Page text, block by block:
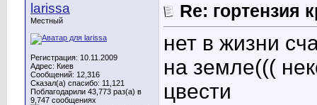
larissa
Местный
Регистрация: 10.11.2009
Адрес: Киев
Сообщений: 12,316
Сказал(а) спасибо: 11,121
Поблагодарили 43,773 раз(а) в
9,747 сообщениях
Re: гортензия
нет в жизни
на земле(((
цвести